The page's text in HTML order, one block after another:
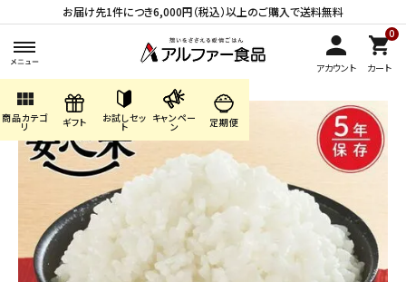
お届け先1件につき6,000円（税込）以上のご購入で送料無料
アカウント
0
カート
view_module
商品カテゴ
リ ギフト お試しセッ
ト
キャンペー
ン 定期便
search
ACCOUNT MENU
ようこそ ゲスト 様
meeting_room ログイン person 会員登録